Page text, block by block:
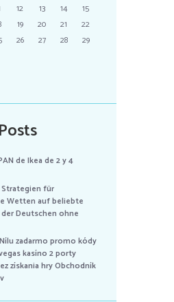
12 13 14
15
19 20 21
22
26 27 28
29
de Ikea de 2 y 4
für
Wetten auf beliebte
Deutschen ohne
zadarmo promo kódy
kasíno 2 porty
získania hry Obchodník